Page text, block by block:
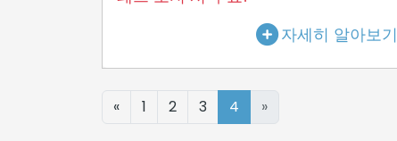
자세히 알아보기
« 1 2 3 4 »